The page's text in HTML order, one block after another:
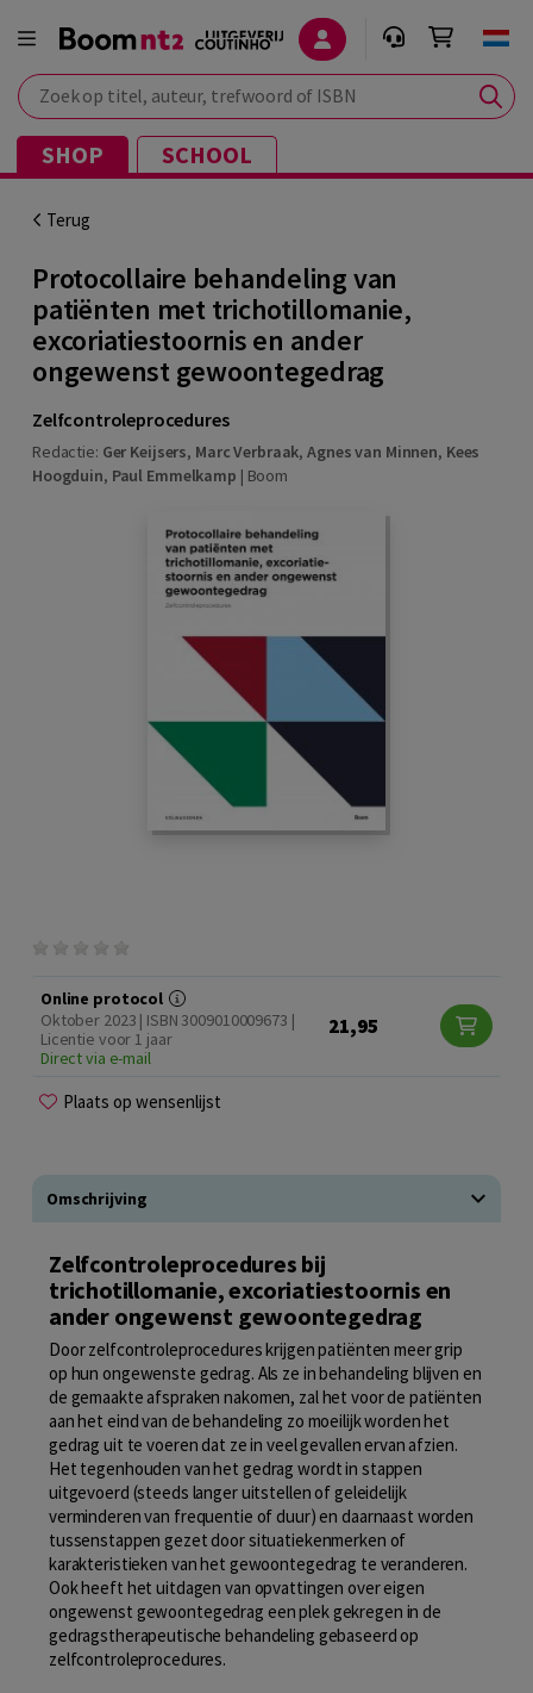
Zoek op titel, auteur, trefwoord of ISBN
SHOP SCHOOL
Terug
Protocollaire behandeling van
patiënten met trichotillomanie,
excoriatiestoornis en ander
ongewenst gewoontegedrag
Zelfcontroleprocedures
Redactie: Ger Keijsers, Marc Verbraak,Agnes van Minnen, Kees
Hoogduin, Paul Emmelkamp | Boom
Online protocol
Oktober 2023 | ISBN 3009010009673 |
Licentie voor 1 jaar
Direct via e-mail
21,95
Plaats op wensenlijst
Omschrijving
Zelfcontroleprocedures bij
trichotillomanie, excoriatiestoornis en
ander ongewenst gewoontegedrag
Door zelfcontroleprocedures krijgen patiënten meer grip
op hun ongewenste gedrag. Als ze in behandeling blijven en
de gemaakte afspraken nakomen, zal het voor de patiënten
aan het eind van de behandeling zo moeilijk worden het
gedrag uit te voeren dat ze in veel gevallen ervan afzien.
Het tegenhouden van het gedrag wordt in stappen
uitgevoerd (steeds langer uitstellen of geleidelijk
verminderen van frequentie of duur) en daarnaast worden
tussenstappen gezet door situatiekenmerken of
karakteristieken van het gewoontegedrag te veranderen.
Ook heeft het uitdagen van opvattingen over eigen
ongewenst gewoontegedrag een plek gekregen in de
gedragstherapeutische behandeling gebaseerd op
zelfcontroleprocedures.